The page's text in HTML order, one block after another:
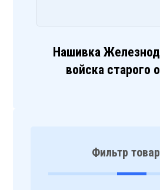
Нашивка
войска старого
Фильтр